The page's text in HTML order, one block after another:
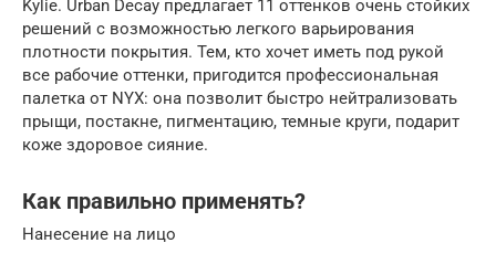
Kylie. Urban Decay предлагает 11 оттенков очень стойких
решений с возможностью легкого варьирования
плотности покрытия. Тем, кто хочет иметь под рукой
все рабочие оттенки, пригодится профессиональная
палетка от NYX: она позволит быстро нейтрализовать
прыщи, постакне, пигментацию, темные круги, подарит
коже здоровое сияние.
Как правильно применять?
Нанесение на лицо